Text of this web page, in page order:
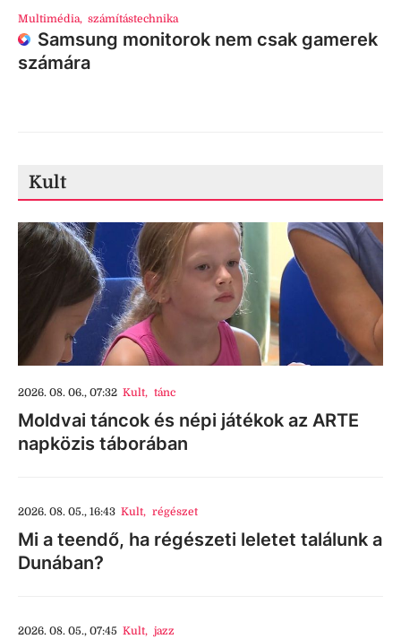
Multimédia, számítástechnika
Samsung monitorok nem csak gamerek
számára
Kult
2026. 08. 06., 07:32 Kult, tánc
Moldvai táncok és népi játékok az ARTE
napközis táborában
2026. 08. 05., 16:43 Kult, régészet
Mi a teendő, ha régészeti leletet találunk a
Dunában?
2026. 08. 05., 07:45 Kult, jazz